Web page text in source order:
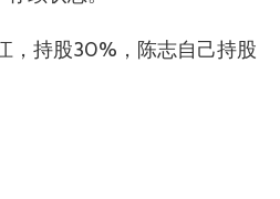
，持股30%，陈志自己持股